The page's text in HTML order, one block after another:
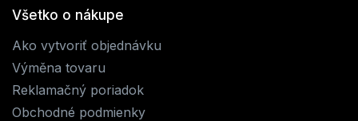
Všetko o nákupe
Ako vytvoriť objednávku
Výměna tovaru
Reklamačný poriadok
Obchodné podmienky